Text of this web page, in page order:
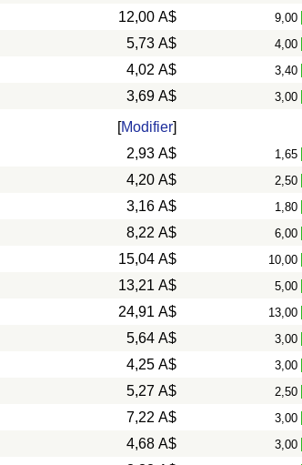
12,00 A$ 9,00
5,73 A$ 4,00
4,02 A$ 3,40
3,69 A$ 3,00
[Modifier]
2,93 A$ 1,65
4,20 A$ 2,50
3,16 A$ 1,80
8,22 A$ 6,00
15,04 A$ 10,00
13,21 A$ 5,00
24,91 A$ 13,00
5,64 A$ 3,00
4,25 A$ 3,00
5,27 A$ 2,50
7,22 A$ 3,00
4,68 A$ 3,00